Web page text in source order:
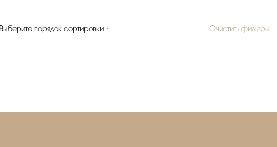
Выберите порядок сортировки Очистить фильтры